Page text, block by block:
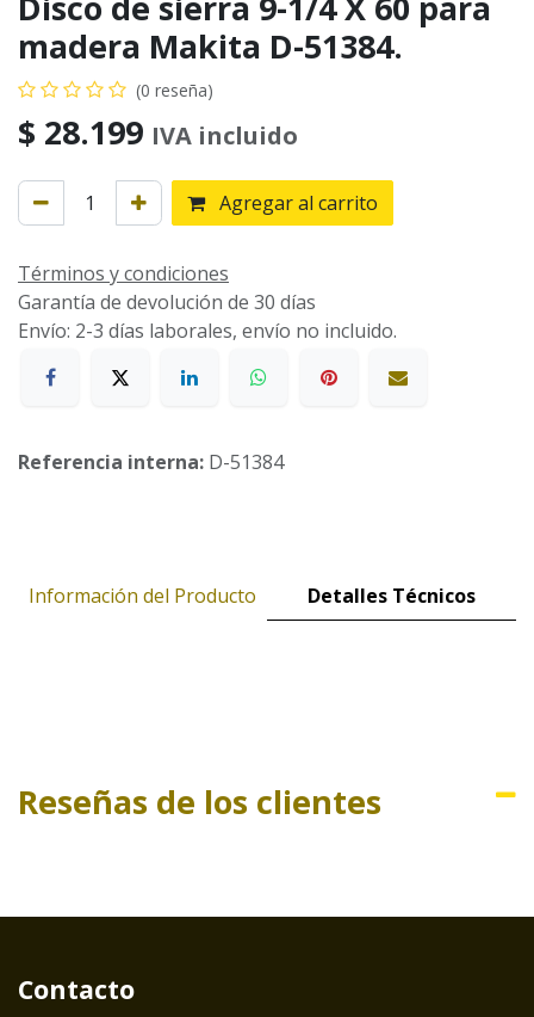
madera Makita D-51384.
(0 reseña)
$ 28.199 IVA incluido
Agregar al carrito
Términos y condiciones
Garantía de devolución de 30 días
Envío: 2-3 días laborales, envío no incluido.
Referencia interna: D-51384
Información del Producto Detalles Técnicos
Reseñas de los clientes
Contacto